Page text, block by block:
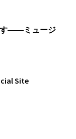
す――ミュージ
Site